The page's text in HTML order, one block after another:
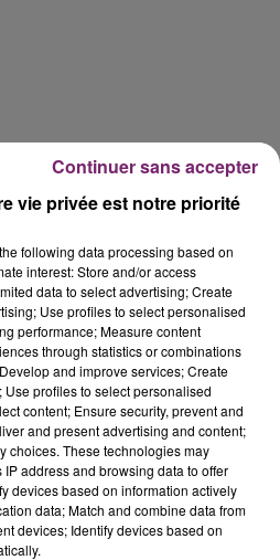
vie privée est notre priorité
following data processing based on
interest: Store and/or access
data to select advertising; Create
Use profiles to select personalised
performance; Measure content
through statistics or combinations
and improve services; Create
profiles to select personalised
content; Ensure security, prevent and
and present advertising and content;
choices. These technologies may
address and browsing data to offer
devices based on information actively
data; Match and combine data from
devices; Identify devices based on
Continuer sans accepter